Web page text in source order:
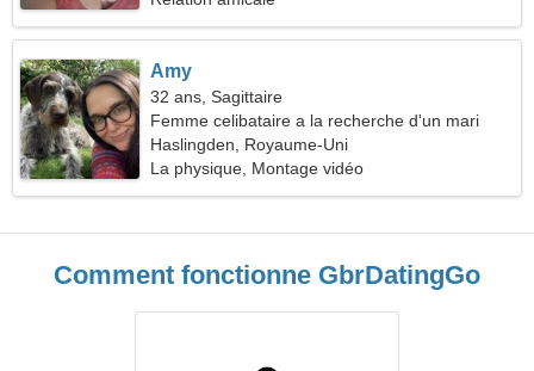
Amy
32 ans, Sagittaire
Femme celibataire a la recherche d'un mari
Haslingden, Royaume-Uni
La physique, Montage vidéo
Comment fonctionne GbrDatingGo